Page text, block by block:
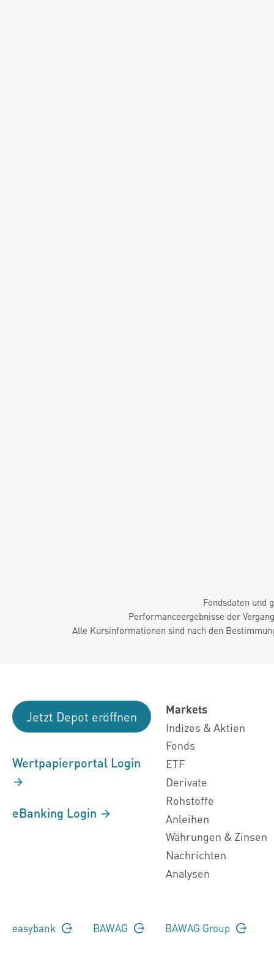
Fondsdaten und
Performanceergebnisse der
Alle Kursinformationen sind nach den
Jetzt Depot eröffnen
Wertpapierportal Login
eBanking Login
Markets
Indizes & Aktien
Fonds
ETF
Derivate
Rohstoffe
Anleihen
Währungen & Zinsen
Nachrichten
Analysen
easybank BAWAG BAWAG Group